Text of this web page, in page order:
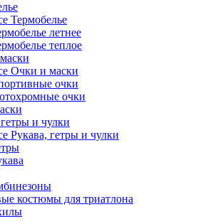
Термобелье
летнее
теплое
Очки и маски
очки
очки
и чулки
Рукава, гетры и чулки
костюмы для триатлона